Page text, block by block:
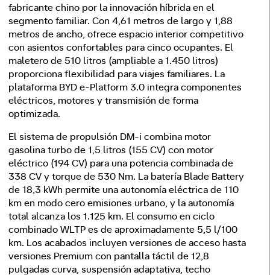
fabricante chino por la innovación híbrida en el
segmento familiar. Con 4,61 metros de largo y 1,88
metros de ancho, ofrece espacio interior competitivo
con asientos confortables para cinco ocupantes. El
maletero de 510 litros (ampliable a 1.450 litros)
proporciona flexibilidad para viajes familiares. La
plataforma BYD e-Platform 3.0 integra componentes
eléctricos, motores y transmisión de forma
optimizada.
El sistema de propulsión DM-i combina motor
gasolina turbo de 1,5 litros (155 CV) con motor
eléctrico (194 CV) para una potencia combinada de
338 CV y torque de 530 Nm. La batería Blade Battery
de 18,3 kWh permite una autonomía eléctrica de 110
km en modo cero emisiones urbano, y la autonomía
total alcanza los 1.125 km. El consumo en ciclo
combinado WLTP es de aproximadamente 5,5 l/100
km. Los acabados incluyen versiones de acceso hasta
versiones Premium con pantalla táctil de 12,8
pulgadas curva, suspensión adaptativa, techo